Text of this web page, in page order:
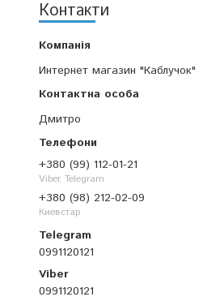
Контакти
Интернет магазин "Каблучок"
Дмитро
+380 (99) 112-01-21
Viber, Telegram
+380 (98) 212-02-09
Киевстар
0991120121
0991120121